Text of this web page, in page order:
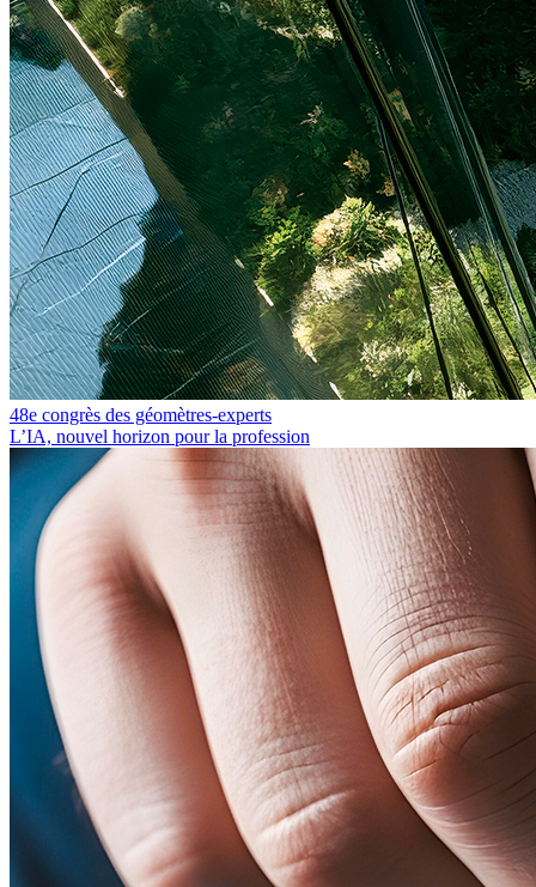
48e congrès des géomètres-experts
L’IA, nouvel horizon pour la profession